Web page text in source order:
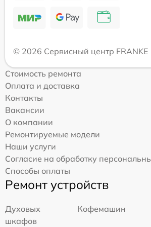
© 2026 Сервисный центр FRANKE
Стоимость ремонта
Оплата и доставка
Контакты
Вакансии
О компании
Ремонтируемые модели
Наши услуги
Согласие на обработку
Способы оплаты
Ремонт устройств
Духовых
шкафов
Кофемашин